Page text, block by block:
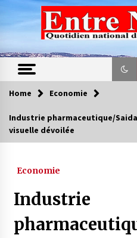
content
Contes de chez
4 ans ago
Home Economie
Industrie pharmaceutique/
visuelle dévoilée
Economie
Industrie